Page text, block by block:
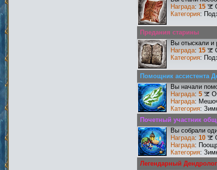
Награда: 15
Категория:
Предания старины
Вы отыскали
Награда: 15
Категория:
Помощник ассистента
Вы начали
Награда: 5
Награда:
Категория:
Почетный участник
Вы собрали
Награда: 10
Награда:
Категория:
Легендарный Дендролог